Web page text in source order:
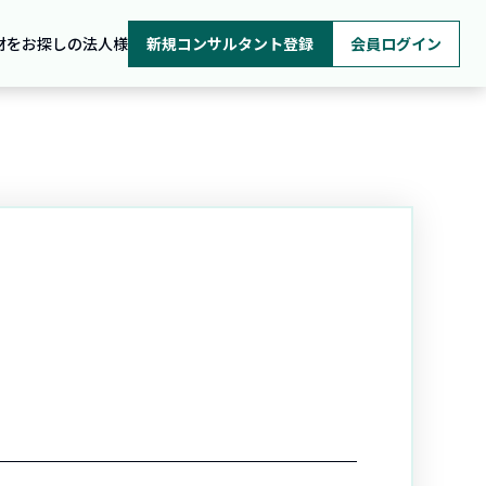
をお探しの法人様 新規コンサルタント登録 会員ログイン